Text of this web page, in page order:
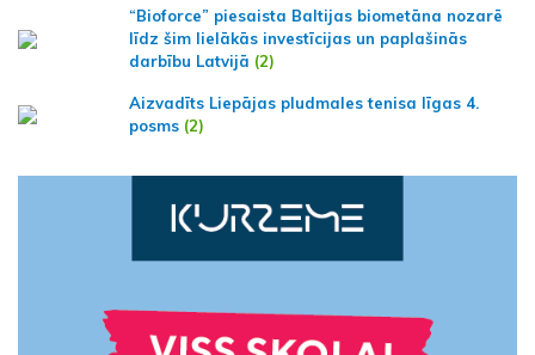
“Bioforce” piesaista Baltijas biometāna nozarē
līdz šim lielākās investīcijas un paplašinās
darbību Latvijā (2)
Aizvadīts Liepājas pludmales tenisa līgas 4.
posms (2)